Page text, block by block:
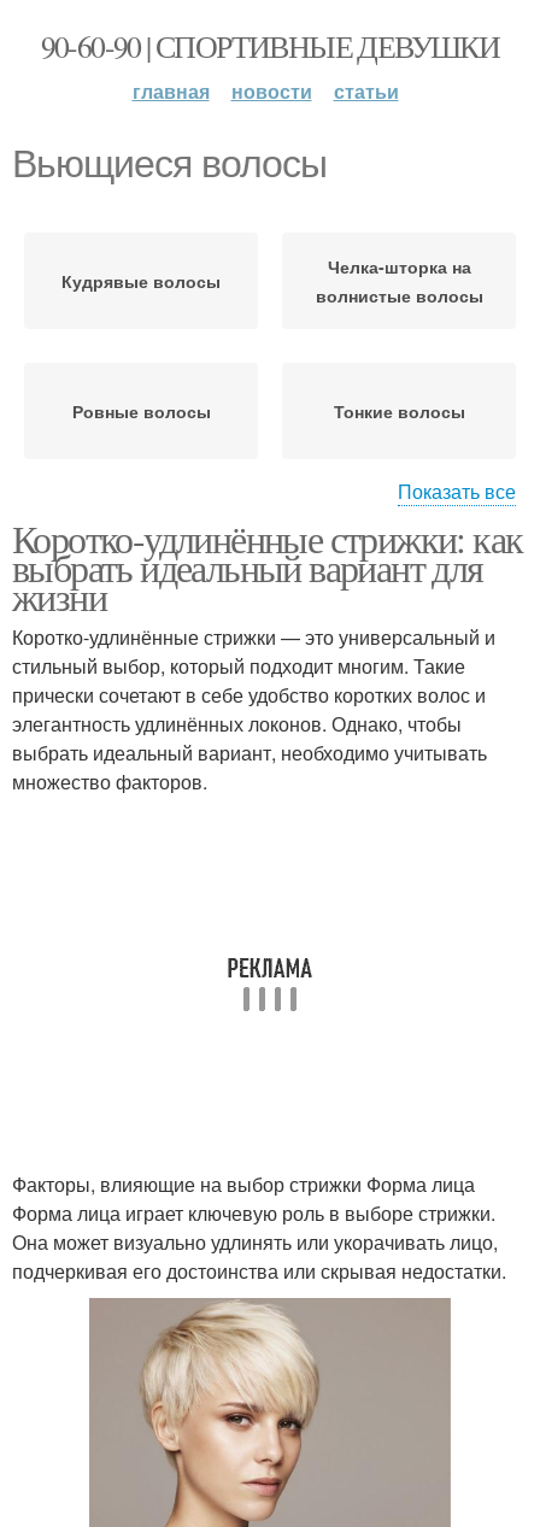
90-60-90 | СПОРТИВНЫЕ ДЕВУШКИ
главная новости статьи
Вьющиеся волосы
Кудрявые волосы
Челка-шторка на
волнистые волосы
Ровные волосы Тонкие волосы
Густые волосы
волосы
Стрижки для коротких
волос
Стрижка на короткие
волосы
Пушистые волосы
Уход за непослушными
волосами
Уход за пушистыми
волосами
Уход за волосами
Стрижки для кудрявых
Показать все
Коротко-удлинённые стрижки: как
выбрать идеальный вариант для
жизни
Коротко-удлинённые стрижки — это универсальный и
стильный выбор, который подходит многим. Такие
прически сочетают в себе удобство коротких волос и
элегантность удлинённых локонов. Однако, чтобы
выбрать идеальный вариант, необходимо учитывать
множество факторов.
Факторы, влияющие на выбор стрижки Форма лица
Форма лица играет ключевую роль в выборе стрижки.
Она может визуально удлинять или укорачивать лицо,
подчеркивая его достоинства или скрывая недостатки.